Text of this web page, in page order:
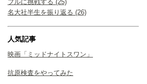
フルに挑戦する (25)
名大社半生を振り返る (26)
人気記事
映画「ミッドナイトスワン」
抗原検査をやってみた